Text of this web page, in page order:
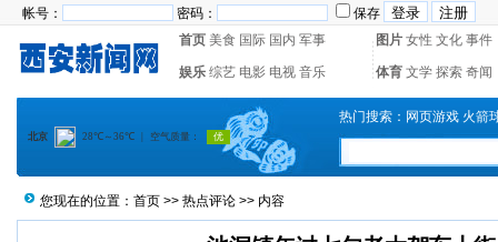
帐号： 密码：
保存
首页 美食 国际 国内 军事 图片 女性 文化 事件
娱乐 综艺 电影 电视 音乐 体育 文学 探索 奇闻
热门搜索： 网页游戏 火箭
您现在的位置： 首页 >> 热点评论 >> 内容